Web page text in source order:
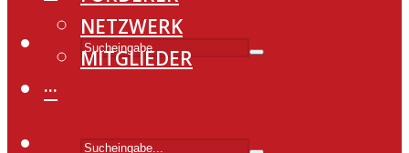
NETZWERK
MITGLIEDER
···